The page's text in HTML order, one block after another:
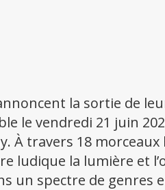
la sortie de
le vendredi 21 juin
À travers 18
ludique la lumière et
un spectre de genres